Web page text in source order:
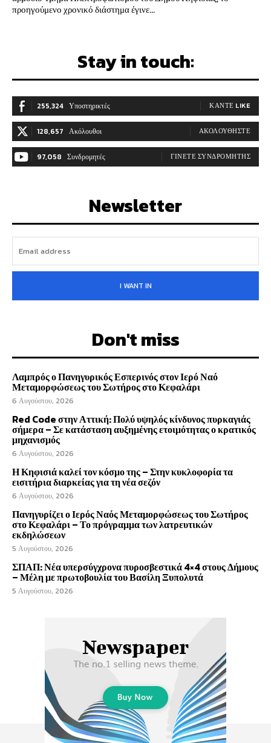
προηγούμενο χρονικό διάστημα έγινε...
Stay in touch:
255,324 Υποστηρικτές ΚΆΝΤΕ LIKE
128,657 Ακόλουθοι ΑΚΟΛΟΥΘΉΣΤΕ
97,058 Συνδρομητές ΓΊΝΕΤΕ ΣΥΝΔΡΟΜΗΤΉΣ
Newsletter
I WANT IN
Don't miss
Λαμπρός ο Πανηγυρικός Εσπερινός στον Ιερό Ναό
Μεταμορφώσεως του Σωτήρος στο Κεφαλάρι
6 Αυγούστου, 2026
Red Code στην Αττική: Πολύ υψηλός κίνδυνος πυρκαγιάς
σήμερα – Σε κατάσταση αυξημένης ετοιμότητας ο κρατικός
μηχανισμός
6 Αυγούστου, 2026
Η Κηφισιά καλεί τον κόσμο της – Στην κυκλοφορία τα
εισιτήρια διαρκείας για τη νέα σεζόν
6 Αυγούστου, 2026
Πανηγυρίζει ο Ιερός Ναός Μεταμορφώσεως του Σωτήρος
στο Κεφαλάρι – Το πρόγραμμα των λατρευτικών
εκδηλώσεων
5 Αυγούστου, 2026
ΣΠΑΠ: Νέα υπερσύγχρονα πυροσβεστικά 4×4 στους Δήμους
– Μέλη με πρωτοβουλία του Βασίλη Ξυπολυτά
5 Αυγούστου, 2026